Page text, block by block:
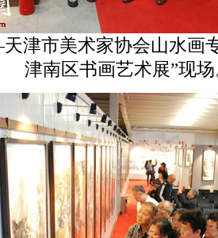
津市美术家协会山水画
津南区书画艺术展”现